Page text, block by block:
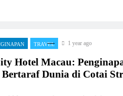
TRAVEL 1 year ago
Hotel Macau:
Dunia di Cotai